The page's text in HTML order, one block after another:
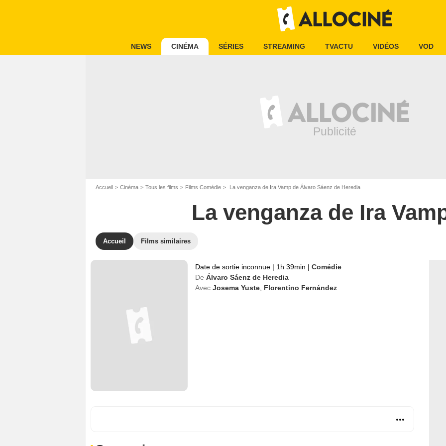
NEWS CINÉMA SÉRIES STREAMING TVACTU VIDÉOS VOD
Accueil Cinéma Tous les films Films Comédie La venganza de Ira Vamp de Álvaro Sáenz de Heredia
La venganza de Ira
Accueil Films similaires
Date de sortie inconnue | 1h 39min | Comédie
De Álvaro Sáenz de Heredia
Avec Josema Yuste Florentino Fernández